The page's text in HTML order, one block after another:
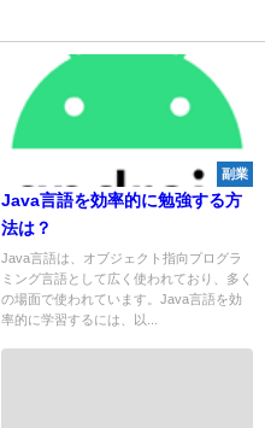
副業
Java言語を効率的に勉強する方
法は？
Java言語は、オブジェクト指向プログラ
ミング言語として広く使われており、多く
の場面で使われています。Java言語を効
率的に学習するには、以...